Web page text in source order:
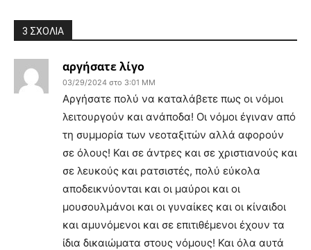
3 ΣΧΟΛΙΑ
αργήσατε λίγο
03/29/2024 στο 3:01 ΜΜ
Αργήσατε πολύ να καταλάβετε πως οι νόμοι
λειτουργούν και ανάποδα! Οι νόμοι έγιναν από
τη συμμορία των νεοταξιτών αλλά αφορούν
σε όλους! Και σε άντρες και σε χριστιανούς και
σε λευκούς και ρατσιστές, πολύ εύκολα
αποδεικνύονται και οι μαύροι και οι
μουσουλμάνοι και οι γυναίκες και οι κίναιδοι
και αμυνόμενοι και σε επιτιθέμενοι έχουν τα
ίδια δικαιώματα στους νόμους! Και όλα αυτά